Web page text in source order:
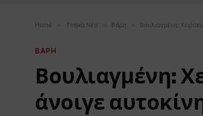
Home » Τοπικά Νέα » Βάρη » Βουλιαγμένη:
ΒΑΡΗ
Βουλιαγμένη:
άνοιγε